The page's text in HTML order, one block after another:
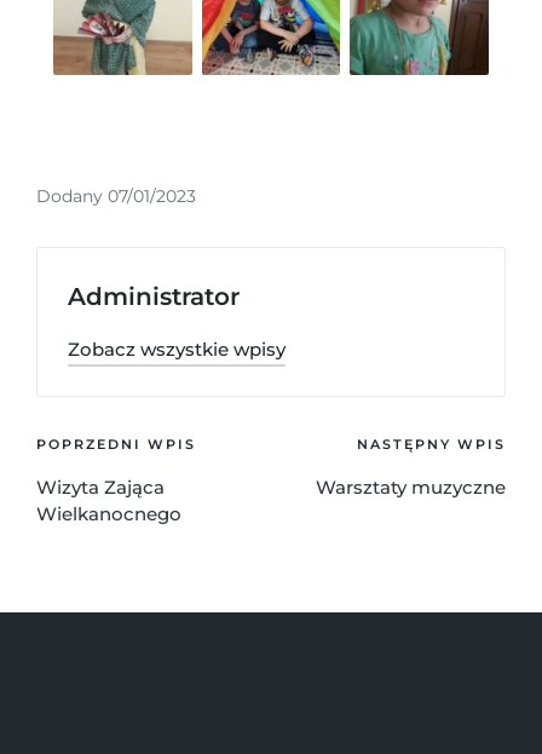
Dodany 07/01/2023
Administrator
Zobacz wszystkie wpisy
POPRZEDNI WPIS
Wizyta Zająca
Wielkanocnego
NASTĘPNY WPIS
Warsztaty muzyczne